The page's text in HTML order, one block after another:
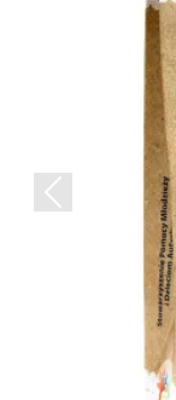
Previous